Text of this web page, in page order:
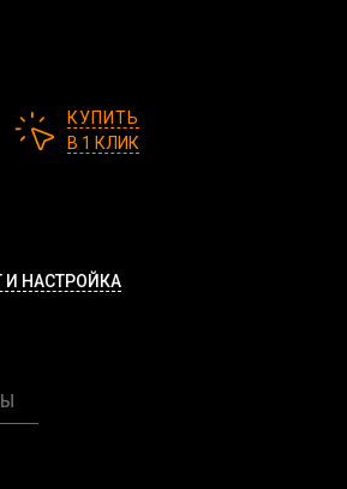
КУПИТЬ
В 1 КЛИК
И НАСТРОЙКА